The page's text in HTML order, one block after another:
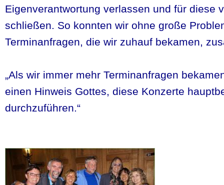
Eigenverantwortung verlassen und für diese
schließen. So konnten wir ohne große
Terminanfragen, die wir zuhauf bekamen,
„Als wir immer mehr Terminanfragen
einen Hinweis Gottes, diese Konzerte
durchzuführen.“